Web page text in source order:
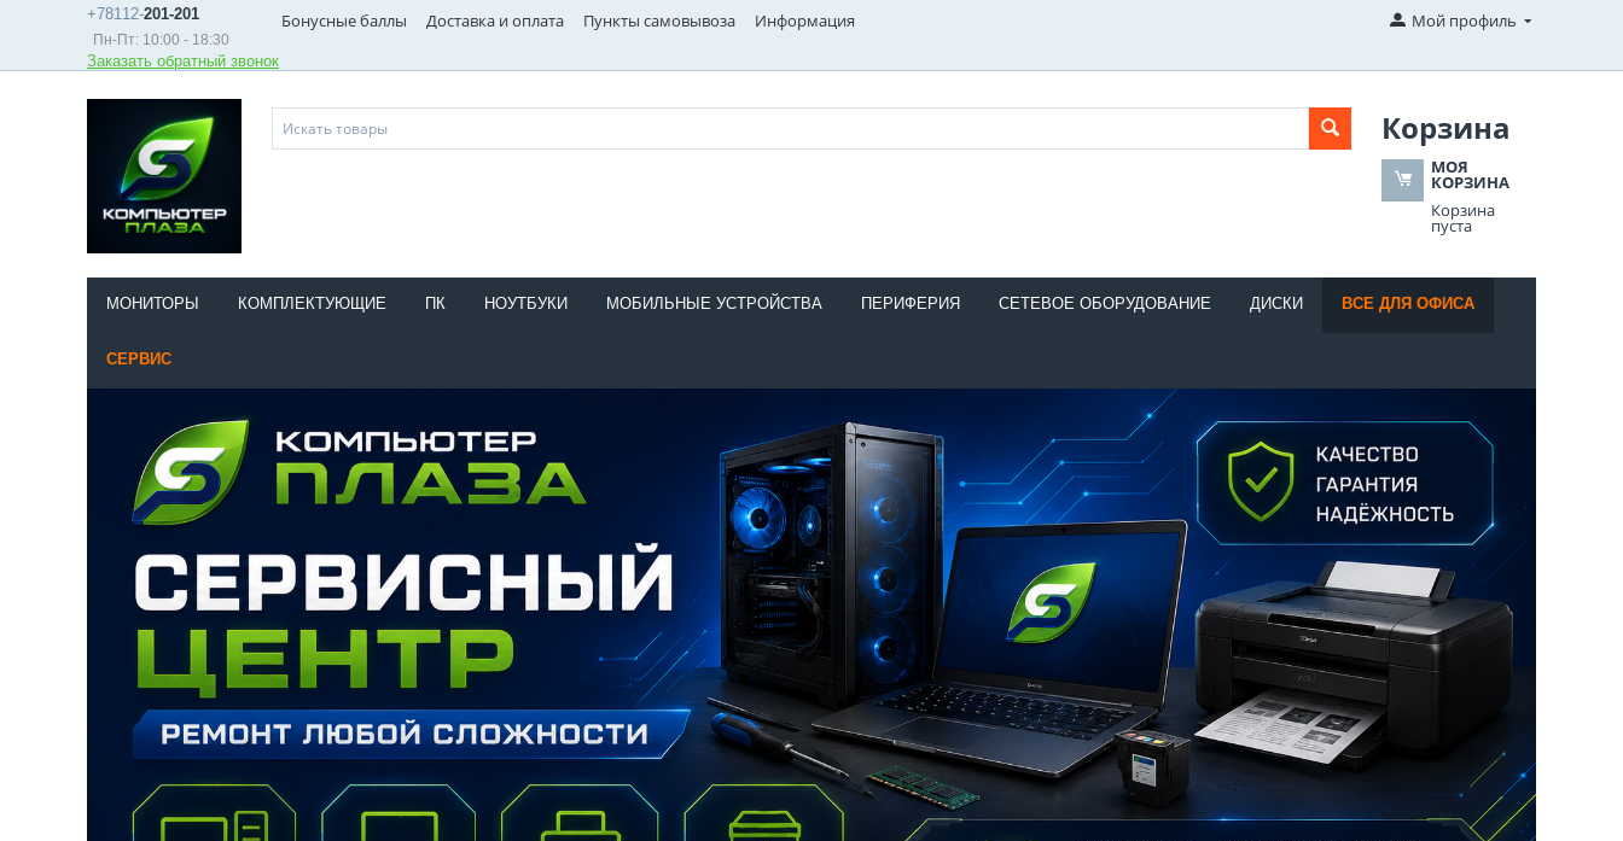
+78112-201-201
Пн-Пт: 10:00 - 18:30
Заказать обратный звонок
Бонусные баллы Доставка и оплата Пункты самовывоза Информация Мой профиль
Корзина
МОЯ
КОРЗИНА
Корзина
пуста
МОНИТОРЫ КОМПЛЕКТУЮЩИЕ ПК НОУТБУКИ МОБИЛЬНЫЕ УСТРОЙСТВА ПЕРИФЕРИЯ СЕТЕВОЕ ОБОРУДОВАНИЕ ДИСКИ ВСЕ ДЛЯ ОФИСА
СЕРВИС